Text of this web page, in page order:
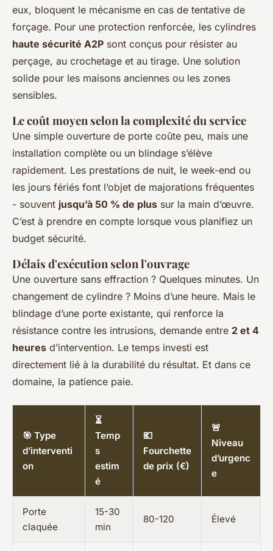
eux, bloquent le mécanisme en cas de tentative de
forçage. Pour une protection renforcée, les cylindres
haute sécurité A2P sont conçus pour résister au
perçage, au crochetage et au tirage. Une solution
solide pour les maisons anciennes ou les zones
sensibles.
Le coût moyen selon la complexité du service
Une simple ouverture de porte coûte peu, mais une
installation complète ou un blindage s’élève
rapidement. Les prestations de nuit, le week-end ou
les jours fériés font l’objet de majorations fréquentes
- souvent jusqu’à 50 % de plus sur la main d’œuvre.
C’est à prendre en compte lorsque vous planifiez un
budget sécurité.
Délais d'exécution selon l'ouvrage
Une ouverture sans effraction ? Quelques minutes. Un
changement de cylindre ? Moins d’une heure. Mais le
blindage d’une porte existante, qui renforce la
résistance contre les intrusions, demande entre 2 et 4
heures d’intervention. Le temps investi est
directement lié à la durabilité du résultat. Et dans ce
domaine, la patience paie.
🎯 Type
d’interventi
on
⏳
Temp
s
estim
é
💶
Fourchette
de prix (€)
🚨
Niveau
d’urgenc
e
Porte
claquée
15-30
min
80-120 Élevé